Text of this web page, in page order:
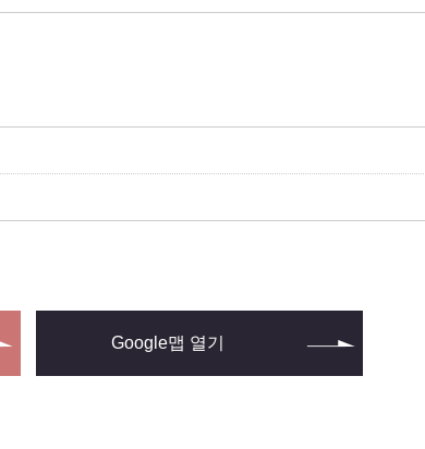
Google맵 열기